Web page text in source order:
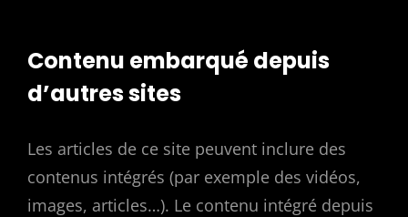
Contenu embarqué depuis
d’autres sites
Les articles de ce site peuvent inclure des
contenus intégrés (par exemple des vidéos,
images, articles…). Le contenu intégré depuis